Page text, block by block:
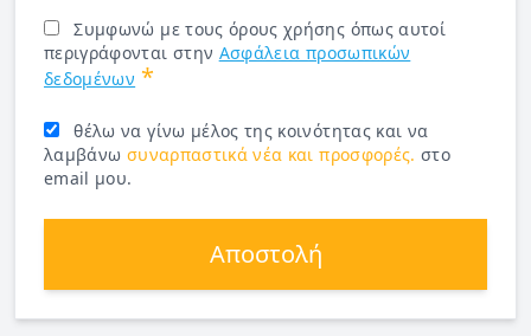
Συμφωνώ με τους όρους χρήσης όπως αυτοί
περιγράφονται στην Ασφάλεια προσωπικών
δεδομένων *
θέλω να γίνω μέλος της κοινότητας και να
λαμβάνω συναρπαστικά νέα και προσφορές. στο
email μου.
Αποστολή